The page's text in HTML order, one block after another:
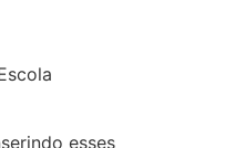
esses